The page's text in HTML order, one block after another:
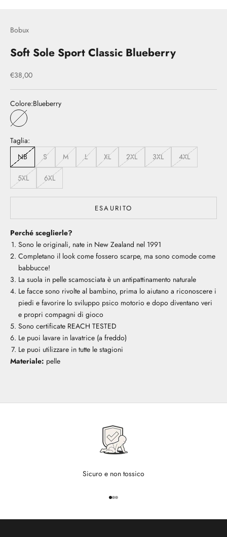
Bobux
Soft Sole Sport Classic Blueberry
Prezzo scontato
€38,00
Colore:Blueberry
Blueberry
Taglia:
NB
S M L XL 2XL 3XL 4XL
5XL 6XL
ESAURITO
Perché sceglierle?
Sono le originali, nate in New Zealand nel 1991
Completano il look come fossero scarpe, ma sono comode come
babbucce!
La suola in pelle scamosciata è un antipattinamento naturale
Le facce sono rivolte al bambino, prima lo aiutano a riconoscere i
piedi e favorire lo sviluppo psico motorio e dopo diventano veri
e propri compagni di gioco
Sono certificate REACH TESTED
Le puoi lavare in lavatrice (a freddo)
Le puoi utilizzare in tutte le stagioni
Materiale: pelle
Sicuro e non tossico
Vai all'articolo 1
Vai all'articolo 2
Vai all'articolo 3